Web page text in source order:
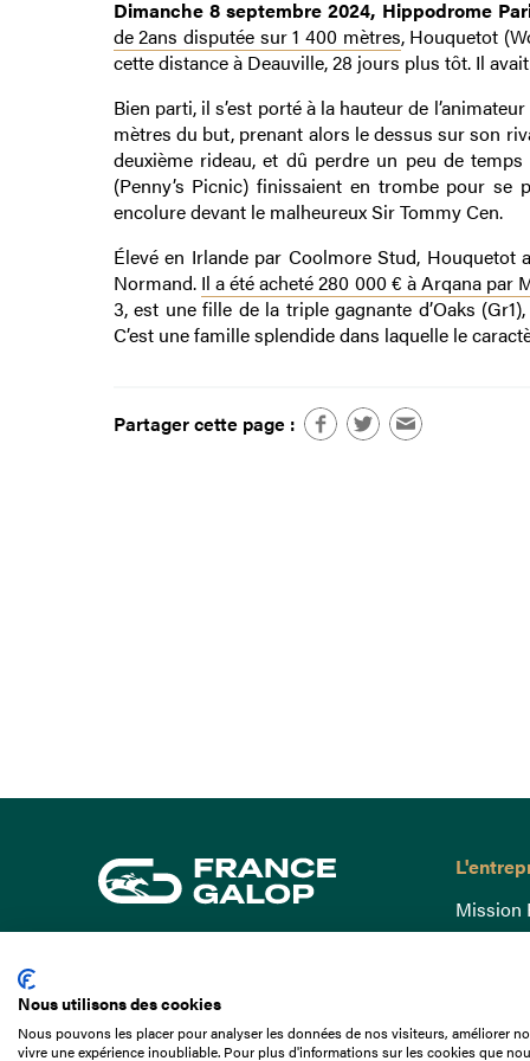
Dimanche 8 septembre 2024, Hippodrome
de 2ans disputée sur 1 400 mètres, Houquetot
cette distance à Deauville, 28 jours plus tôt. Il
Bien parti, il s’est porté à la hauteur de
mètres du but, prenant alors le dessus sur son
deuxième rideau, et dû perdre un peu de
(Penny’s Picnic) finissaient en trombe pour
encolure devant le malheureux Sir Tommy Cen.
Élevé en Irlande par Coolmore Stud, Houquetot
Normand. Il a été acheté 280 000 € à Arqana par
3, est une fille de la triple gagnante d’Oaks
C’est une famille splendide dans laquelle le
Partager cette page :
01 49 10 20 29
Mission
Nous utilisons des cookies
Nous pouvons les placer pour analyser les données de nos visiteurs, améliorer
vivre une expérience inoubliable. Pour plus d'informations sur les cookies que